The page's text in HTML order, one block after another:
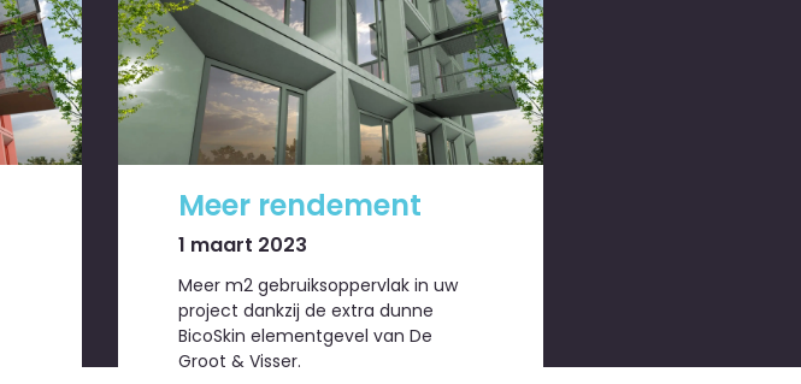
Meer rendement
1 maart 2023
Meer m2 gebruiksoppervlak in uw
project dankzij de extra dunne
BicoSkin elementgevel van De
Groot & Visser.